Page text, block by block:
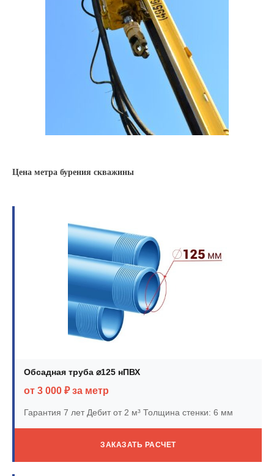
Цена метра бурения скважины
Обсадная труба ⌀125 нПВХ
от 3 000 ₽ за метр
Гарантия 7 летДебит от 2 м³ Толщина стенки: 6 мм
ЗАКАЗАТЬ РАСЧЕТ